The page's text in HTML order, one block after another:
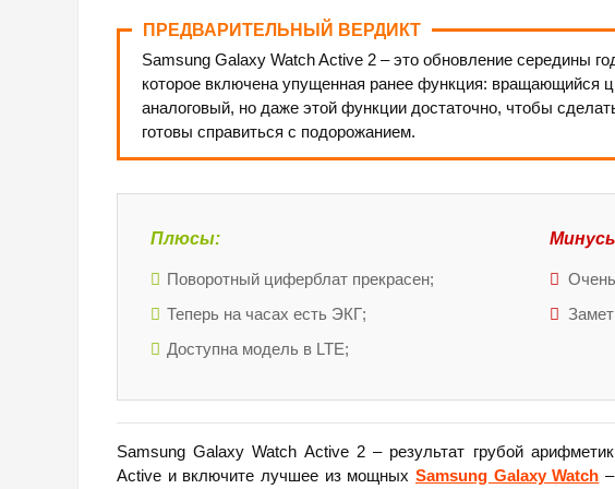
ПРЕДВАРИТЕЛЬНЫЙ ВЕРДИКТ
Samsung Galaxy Watch Active 2 – это обновление середины
которое включена упущенная ранее функция: вращающийся
аналоговый, но даже этой функции достаточно, чтобы
готовы справиться с подорожанием.
Плюсы:
Поворотный циферблат прекрасен;
Теперь на часах есть ЭКГ;
Доступна модель в LTE;
Samsung Galaxy Watch Active 2 – результат грубой
Active и включите лучшее из мощных Samsung Galaxy Watch